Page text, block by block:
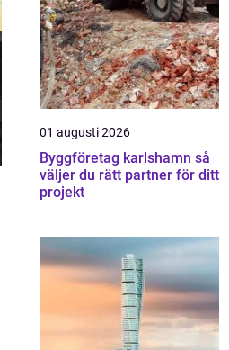
01 augusti 2026
Byggföretag karlshamn så
väljer du rätt partner för ditt
projekt